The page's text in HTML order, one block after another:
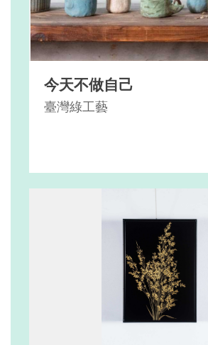
今天不做自己
臺灣綠工藝